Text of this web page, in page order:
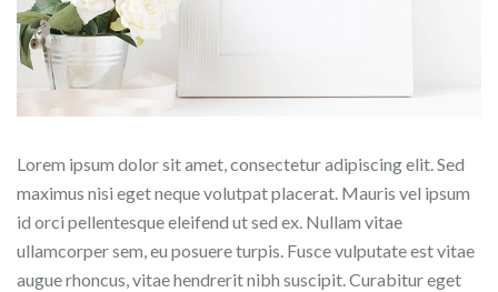
Lorem ipsum dolor sit amet, consectetur adipiscing elit. Sed
maximus nisi eget neque volutpat placerat. Mauris vel ipsum
id orci pellentesque eleifend ut sed ex. Nullam vitae
ullamcorper sem, eu posuere turpis. Fusce vulputate est vitae
augue rhoncus, vitae hendrerit nibh suscipit. Curabitur eget